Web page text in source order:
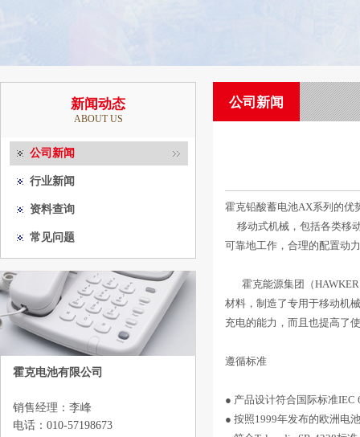
新闻动态
ABOUT US
公司新闻
行业新闻
资料查询
常见问题
霍克电池有限公司
销售经理：李峰
电话：010-57198673
公司新闻
霍克铅酸蓄电池AX系列的优
移动式机械，包括各类移
可靠地工作，合理的配置动
霍克能源集团（HAWKER
材料，制造了专用于移动机
充电的能力，而且也提高了
遵循标准
● 产品设计符合国际标准IEC
● 按照1999年发布的欧洲电